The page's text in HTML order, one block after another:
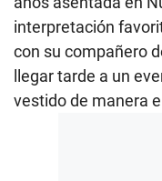
interpretación
con su compañero
llegar tarde a un
vestido de manera